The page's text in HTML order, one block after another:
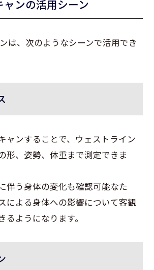
ンの活用シーン
は、次のようなシーンで活用でき
ャンすることで、ウェストライン
形、姿勢、体重まで測定できま
伴う身体の変化も確認可能なた
による身体への影響について客観
るようになります。